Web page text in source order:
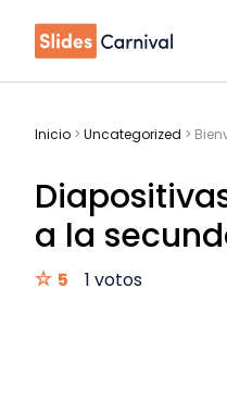
Inicio > Uncategorized >
a la
5 1 votos